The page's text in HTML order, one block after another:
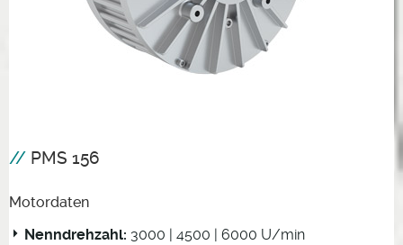
PMS 156
Motordaten
Nenndrehzahl: 3000 | 4500 | 6000 U/min